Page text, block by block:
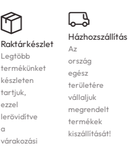
Raktárkészlet
Legtöbb
termékünket
készleten
tartjuk,
ezzel
lerövidítve
a
várakozási
Házhozszállítás
Az
ország
egész
területére
vállaljuk
megrendelt
termékek
kiszállítását!